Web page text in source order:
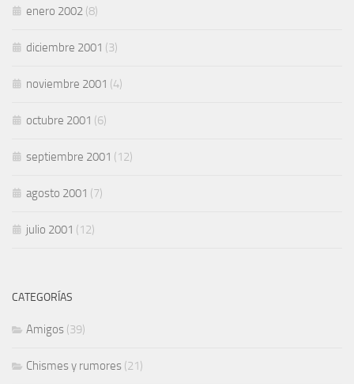
enero 2002 (8)
diciembre 2001 (3)
noviembre 2001 (4)
octubre 2001 (6)
septiembre 2001 (12)
agosto 2001 (7)
julio 2001 (12)
CATEGORÍAS
Amigos (39)
Chismes y rumores (21)